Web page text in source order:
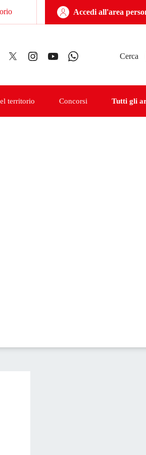
Accedi all'area
FacebookTwitter InstagramYouTube Cerca
territorio Concorsi Tutti gli